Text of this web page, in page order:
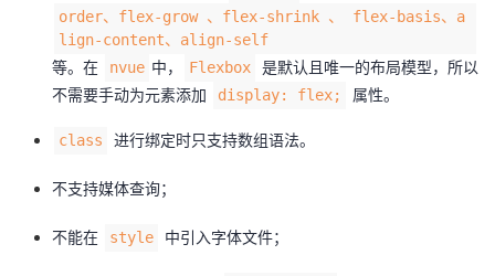
课
的
证
我
实
验
的
收
术
持
云
建
议
order、flex-grow 、flex-shrink 、 flex-basis、a
lign-content、align-self
等。在 nvue 中， Flexbox
是默认且唯一的布局模型，所以
不需要手动为元素添加
display: flex; 属性。
class 进行绑定时只支持数组语法。
不支持媒体查询；
不能在 style 中引入字体文件；